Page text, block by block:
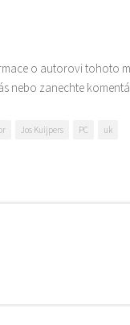
o autorovi tohoto
nebo zanechte
Jos Kuijpers PC uk